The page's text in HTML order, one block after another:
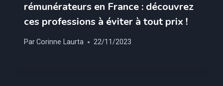
rémunérateurs en France : découvrez
ces professions à éviter à tout prix !
ParCorinne Laurta 22/11/2023